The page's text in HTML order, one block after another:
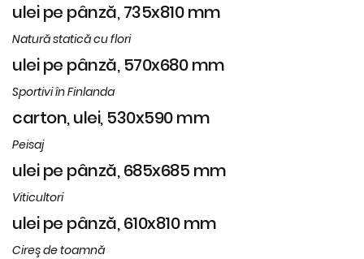
ulei pe pânză, 735x810 mm
Natură statică cu flori
ulei pe pânză, 570x680 mm
Sportivi în Finlanda
carton, ulei, 530x590 mm
Peisaj
ulei pe pânză, 685x685 mm
Viticultori
ulei pe pânză, 610x810 mm
Cireş de toamnă